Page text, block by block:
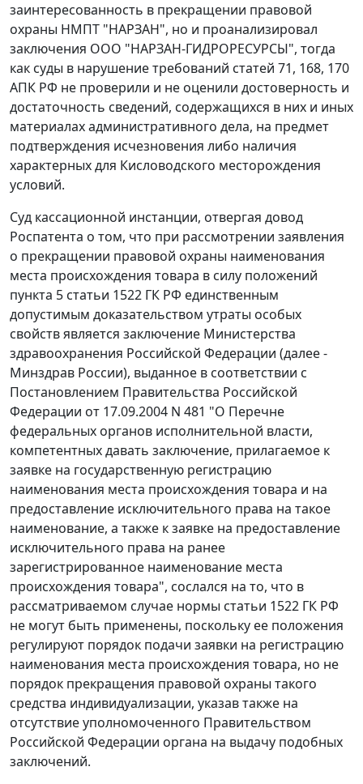
заинтересованность в прекращении правовой
охраны НМПТ "НАРЗАН", но и проанализировал
заключения ООО "НАРЗАН-ГИДРОРЕСУРСЫ", тогда
как суды в нарушение требований статей 71, 168, 170
АПК РФ не проверили и не оценили достоверность и
достаточность сведений, содержащихся в них и иных
материалах административного дела, на предмет
подтверждения исчезновения либо наличия
характерных для Кисловодского месторождения
условий.
Суд кассационной инстанции, отвергая довод
Роспатента о том, что при рассмотрении заявления
о прекращении правовой охраны наименования
места происхождения товара в силу положений
пункта 5 статьи 1522 ГК РФ единственным
допустимым доказательством утраты особых
свойств является заключение Министерства
здравоохранения Российской Федерации (далее -
Минздрав России), выданное в соответствии с
Постановлением Правительства Российской
Федерации от 17.09.2004 N 481 "О Перечне
федеральных органов исполнительной власти,
компетентных давать заключение, прилагаемое к
заявке на государственную регистрацию
наименования места происхождения товара и на
предоставление исключительного права на такое
наименование, а также к заявке на предоставление
исключительного права на ранее
зарегистрированное наименование места
происхождения товара", сослался на то, что в
рассматриваемом случае нормы статьи 1522 ГК РФ
не могут быть применены, поскольку ее положения
регулируют порядок подачи заявки на регистрацию
наименования места происхождения товара, но не
порядок прекращения правовой охраны такого
средства индивидуализации, указав также на
отсутствие уполномоченного Правительством
Российской Федерации органа на выдачу подобных
заключений.